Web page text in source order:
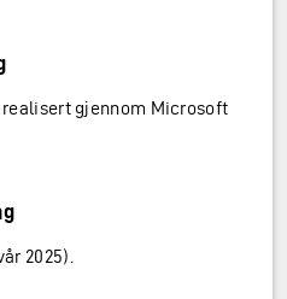
gjennom Microsoft
2025).